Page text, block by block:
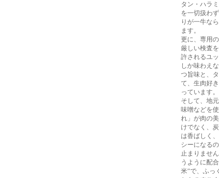
タン・ハラ
を一切扱わ
りが一牛な
ます。
更に、専用
厳しい検査
許されるユ
しか味わえ
つ旨味と、
て、生肉好
っています。
そして、地
味噌などを
れ」が肉の
けでなく、
は香ばしく
シーになる
止まりませ
うように配
米”で、ふっ